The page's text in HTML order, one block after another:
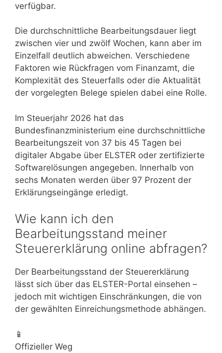
verfügbar.
Die durchschnittliche Bearbeitungsdauer liegt
zwischen vier und zwölf Wochen, kann aber im
Einzelfall deutlich abweichen. Verschiedene
Faktoren wie Rückfragen vom Finanzamt, die
Komplexität des Steuerfalls oder die Aktualität
der vorgelegten Belege spielen dabei eine Rolle.
Im Steuerjahr 2026 hat das
Bundesfinanzministerium eine durchschnittliche
Bearbeitungszeit von 37 bis 45 Tagen bei
digitaler Abgabe über ELSTER oder zertifizierte
Softwarelösungen angegeben. Innerhalb von
sechs Monaten werden über 97 Prozent der
Erklärungseingänge erledigt.
Wie kann ich den
Bearbeitungsstand meiner
Steuererklärung online abfragen?
Der Bearbeitungsstand der Steuererklärung
lässt sich über das ELSTER-Portal einsehen –
jedoch mit wichtigen Einschränkungen, die von
der gewählten Einreichungsmethode abhängen.
📱
Offizieller Weg